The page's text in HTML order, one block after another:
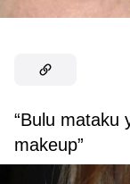
“Bulu mataku
makeup”